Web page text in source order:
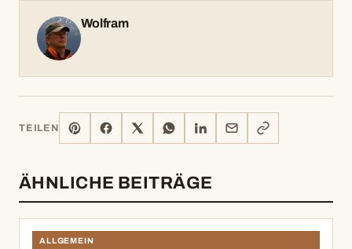
Wolfram
TEILEN
PINTERESTFACEBOOK WHATSAPPLINKEDIN
MAIL
LINK
KOPIEREN
ÄHNLICHE BEITRÄGE
ALLGEMEIN